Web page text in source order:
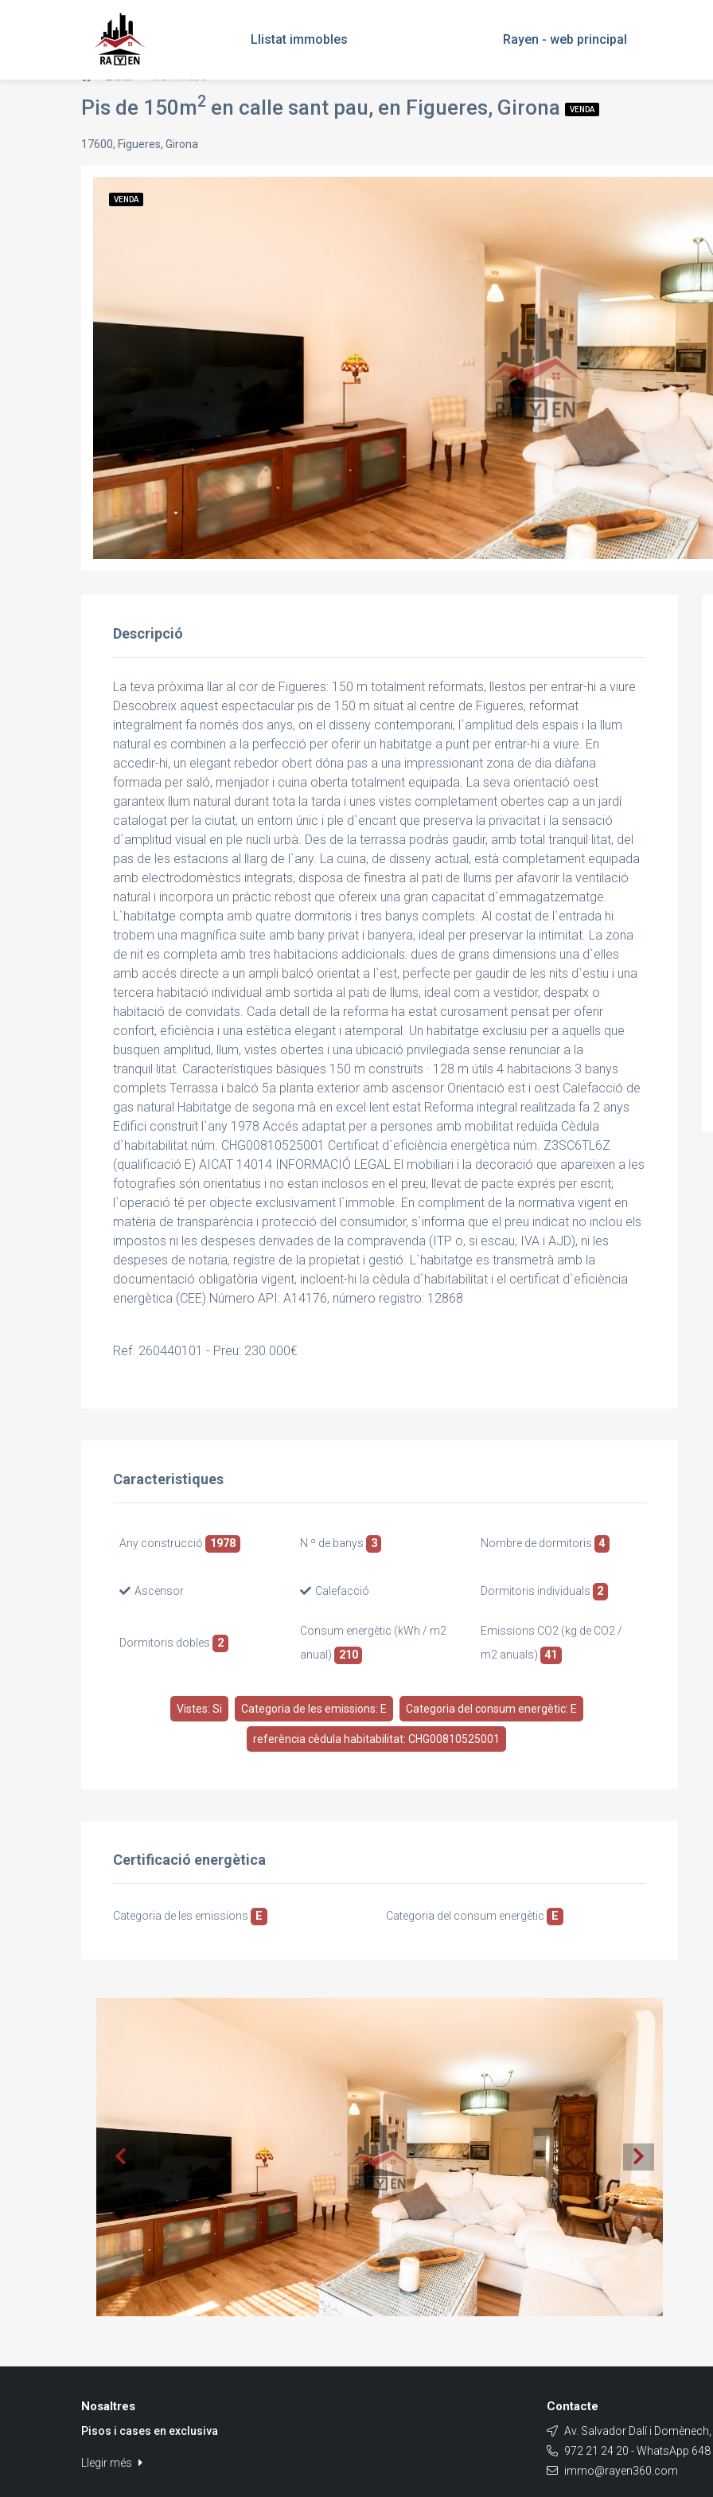
Llistat immobles Rayen - web principal
Llistat Fitxa immoble
Pis de 150m2 en calle sant pau, en Figueres, Girona VENDA
17600, Figueres, Girona
VENDA
Descripció
La teva pròxima llar al cor de Figueres: 150 m totalment reformats, llestos per entrar-hi a viure
Descobreix aquest espectacular pis de 150 m situat al centre de Figueres, reformat
integralment fa només dos anys, on el disseny contemporani, l`amplitud dels espais i la llum
natural es combinen a la perfecció per oferir un habitatge a punt per entrar-hi a viure. En
accedir-hi, un elegant rebedor obert dóna pas a una impressionant zona de dia diàfana
formada per saló, menjador i cuina oberta totalment equipada. La seva orientació oest
garanteix llum natural durant tota la tarda i unes vistes completament obertes cap a un jardí
catalogat per la ciutat, un entorn únic i ple d`encant que preserva la privacitat i la sensació
d`amplitud visual en ple nucli urbà. Des de la terrassa podràs gaudir, amb total tranquil·litat, del
pas de les estacions al llarg de l`any. La cuina, de disseny actual, està completament equipada
amb electrodomèstics integrats, disposa de finestra al pati de llums per afavorir la ventilació
natural i incorpora un pràctic rebost que ofereix una gran capacitat d`emmagatzematge.
L`habitatge compta amb quatre dormitoris i tres banys complets. Al costat de l`entrada hi
trobem una magnífica suite amb bany privat i banyera, ideal per preservar la intimitat. La zona
de nit es completa amb tres habitacions addicionals: dues de grans dimensions una d`elles
amb accés directe a un ampli balcó orientat a l`est, perfecte per gaudir de les nits d`estiu i una
tercera habitació individual amb sortida al pati de llums, ideal com a vestidor, despatx o
habitació de convidats. Cada detall de la reforma ha estat curosament pensat per oferir
confort, eficiència i una estètica elegant i atemporal. Un habitatge exclusiu per a aquells que
busquen amplitud, llum, vistes obertes i una ubicació privilegiada sense renunciar a la
tranquil·litat. Característiques bàsiques 150 m construïts · 128 m útils 4 habitacions 3 banys
complets Terrassa i balcó 5a planta exterior amb ascensor Orientació est i oest Calefacció de
gas natural Habitatge de segona mà en excel·lent estat Reforma integral realitzada fa 2 anys
Edifici construït l`any 1978 Accés adaptat per a persones amb mobilitat reduïda Cèdula
d`habitabilitat núm. CHG00810525001 Certificat d`eficiència energètica núm. Z3SC6TL6Z
(qualificació E) AICAT 14014 INFORMACIÓ LEGAL El mobiliari i la decoració que apareixen a les
fotografies són orientatius i no estan inclosos en el preu, llevat de pacte exprés per escrit;
l`operació té per objecte exclusivament l`immoble. En compliment de la normativa vigent en
matèria de transparència i protecció del consumidor, s`informa que el preu indicat no inclou els
impostos ni les despeses derivades de la compravenda (ITP o, si escau, IVA i AJD), ni les
despeses de notaria, registre de la propietat i gestió. L`habitatge es transmetrà amb la
documentació obligatòria vigent, incloent-hi la cèdula d`habitabilitat i el certificat d`eficiència
energètica (CEE).Número API: A14176, número registro: 12868
Ref. 260440101 - Preu: 230.000€
Caracteristiques
Any construcció 1978 N º de banys 3 Nombre de dormitoris 4
Ascensor Calefacció Dormitoris individuals 2
Dormitoris dobles 2
Consum energètic (kWh / m2
anual)
210
Emissions CO2 (kg de CO2 /
m2 anuals) 41
Vistes: Si Categoria de les emissions: E Categoria del consum energètic: E
referència cèdula habitabilitat: CHG00810525001
Certificació energètica
Categoria de les emissions E Categoria del consum energètic E
Nosaltres
Pisos i cases en exclusiva
Llegir més
Contacte
Av. Salvador Dalí i
972 21 24 20 - WhatsApp
immo@rayen360.com